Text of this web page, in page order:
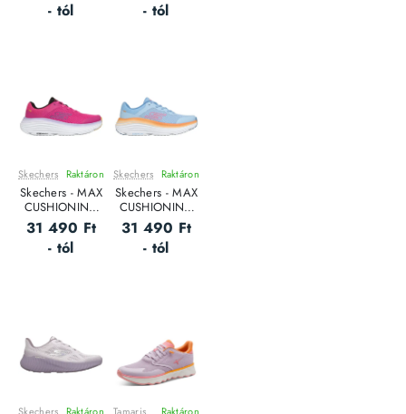
- tól
- tól
Leárazás
Skechers Raktáron
Skechers - MAX
CUSHIONING
ENDEAVOUR /
CA - Női
futócipő
31 490 Ft
- tól
Leárazás
Skechers Raktáron
Skechers - MAX
CUSHIONING
ENDEAVOUR /
CA - Női
futócipő
31 490 Ft
- tól